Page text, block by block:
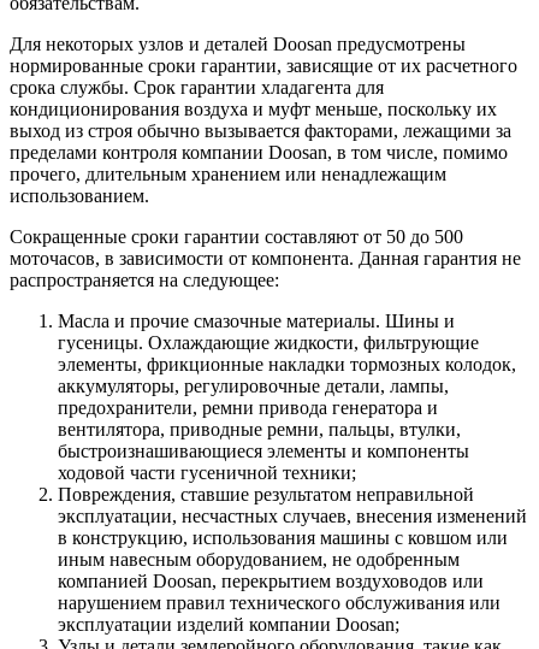
Для некоторых узлов и деталей Doosan предусмотрены
нормированные сроки гарантии, зависящие от их расчетного
срока службы. Срок гарантии хладагента для
кондиционирования воздуха и муфт меньше, поскольку их
выход из строя обычно вызывается факторами, лежащими за
пределами контроля компании Doosan, в том числе, помимо
прочего, длительным хранением или ненадлежащим
использованием.
Сокращенные сроки гарантии составляют от 50 до 500
моточасов, в зависимости от компонента. Данная гарантия не
распространяется на следующее:
Масла и прочие смазочные материалы. Шины и
гусеницы. Охлаждающие жидкости, фильтрующие
элементы, фрикционные накладки тормозных колодок,
аккумуляторы, регулировочные детали, лампы,
предохранители, ремни привода генератора и
вентилятора, приводные ремни, пальцы, втулки,
быстроизнашивающиеся элементы и компоненты
ходовой части гусеничной техники;
Повреждения, ставшие результатом неправильной
эксплуатации, несчастных случаев, внесения изменений
в конструкцию, использования машины с ковшом или
иным навесным оборудованием, не одобренным
компанией Doosan, перекрытием воздуховодов или
нарушением правил технического обслуживания или
эксплуатации изделий компании Doosan;